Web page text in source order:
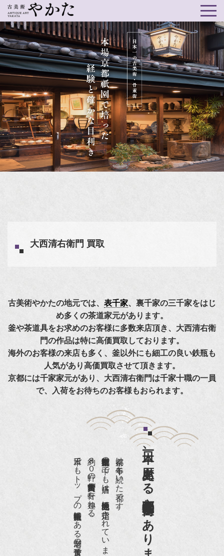
大西清右衛門 買取
古美術やかたの地元では、 表千家、裏千家の三千家をはじ
め多くの茶道家元があります。
釜や茶道具をお求めのお客様に多数来店頂き、大西清右衛
門の作品は特に高価買取しております。
海外のお客様の来店も多く、釜以外にも細工の良い鉄瓶も
人気があり高価買取させて頂きます。
京都には千家家元があり、大西清右衛門は千家十職の一員
で、入荷をお待ちのお客様もおられます。
日本一、歴史ある
京都祇園骨董街にあります。
京都は千年も続いた都です。
京都祇園骨董街の中でも当店は、歴史的保全地区に指定されています。
約８０軒の古美術骨董商が軒を連ねる、
日本でもトップの祇園骨董街にある老舗の骨董店です。